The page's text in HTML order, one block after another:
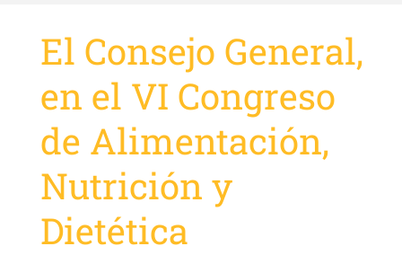
El Consejo General,
en el VI Congreso
de Alimentación,
Nutrición y
Dietética